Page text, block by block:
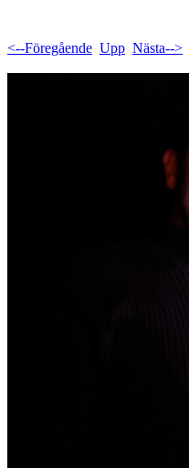
<--Föregående Upp Nästa-->